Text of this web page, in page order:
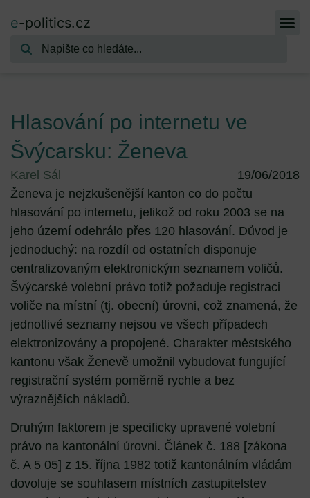
e-politics.cz
Hlasování po internetu ve
Švýcarsku: Ženeva
Karel Sál
19/06/2018
Ženeva je nejzkušenější kanton co do počtu
hlasování po internetu, jelikož od roku 2003 se na
jeho území odehrálo přes 120 hlasování. Důvod je
jednoduchý: na rozdíl od ostatních disponuje
centralizovaným elektronickým seznamem voličů.
Švýcarské volební právo totiž požaduje registraci
voliče na místní (tj. obecní) úrovni, což znamená, že
jednotlivé seznamy nejsou ve všech případech
elektronizovány a propojené. Charakter městského
kantonu však Ženevě umožnil vybudovat fungující
registrační systém poměrně rychle a bez
výraznějších nákladů.
Druhým faktorem je specificky upravené volební
právo na kantonální úrovni. Článek č. 188 [zákona
č. A 5 05] z 15. října 1982 totiž kantonálním vládám
dovoluje se souhlasem místních zastupitelstev